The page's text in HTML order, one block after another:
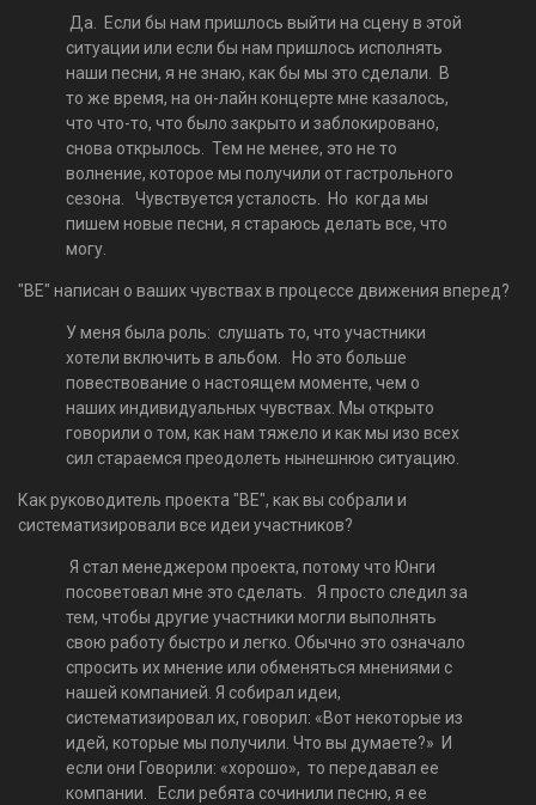
Да. Если бы нам пришлось выйти на сцену в этой
ситуации или если бы нам пришлось исполнять
наши песни, я не знаю, как бы мы это сделали. В
то же время, на он-лайн концерте мне казалось,
что что-то, что было закрыто и заблокировано,
снова открылось. Тем не менее, это не то
волнение, которое мы получили от гастрольного
сезона. Чувствуется усталость. Но когда мы
пишем новые песни, я стараюсь делать все, что
могу.
"BE" написан о ваших чувствах в процессе движения вперед?
У меня была роль: слушать то, что участники
хотели включить в альбом. Но это больше
повествование о настоящем моменте, чем о
наших индивидуальных чувствах. Мы открыто
говорили о том, как нам тяжело и как мы изо всех
сил стараемся преодолеть нынешнюю ситуацию.
Как руководитель проекта "BE", как вы собрали и
систематизировали все идеи участников?
Я стал менеджером проекта, потому что Юнги
посоветовал мне это сделать. Я просто следил за
тем, чтобы другие участники могли выполнять
свою работу быстро и легко. Обычно это означало
спросить их мнение или обменяться мнениями с
нашей компанией. Я собирал идеи,
систематизировал их, говорил: «Вот некоторые из
идей, которые мы получили. Что вы думаете?» И
если они Говорили: «хорошо», то передавал ее
компании. Если ребята сочинили песню, я ее